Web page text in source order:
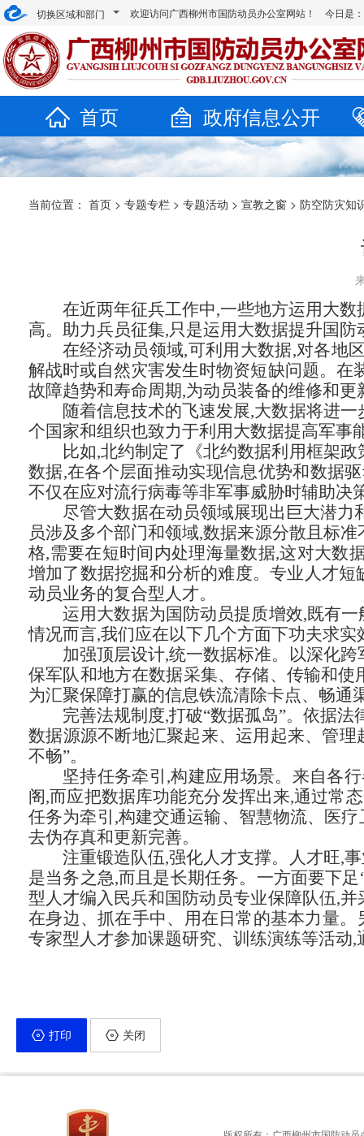
切换区域和部门 欢迎访问广西柳州市国防动员办公室网站！ 今日是
首页 政府信息公开
当前位置： 首页 > 专题专栏 > 专题活动 > 宣教之窗 > 防空防灾知
在近两年征兵工作中,一些地方运用大
高。助力兵员征集,只是运用大数据提升国
在经济动员领域,可利用大数据,对各地
解战时或自然灾害发生时物资短缺问题。在
故障趋势和寿命周期,为动员装备的维修和
随着信息技术的飞速发展,大数据将进
个国家和组织也致力于利用大数据提高军事
比如,北约制定了《北约数据利用框架
数据,在各个层面推动实现信息优势和数据
不仅在应对流行病毒等非军事威胁时辅助决
尽管大数据在动员领域展现出巨大潜
员涉及多个部门和领域,数据来源分散且标
格,需要在短时间内处理海量数据,这对大数
增加了数据挖掘和分析的难度。专业人才
动员业务的复合型人才。
运用大数据为国防动员提质增效,既有
情况而言,我们应在以下几个方面下功夫求实
加强顶层设计,统一数据标准。以深化
保军队和地方在数据采集、存储、传输和
为汇聚保障打赢的信息铁流清除卡点、畅通
完善法规制度,打破“数据孤岛”。依据
数据源源不断地汇聚起来、运用起来、管
不畅”。
坚持任务牵引,构建应用场景。来自各
阁,而应把数据库功能充分发挥出来,通过常
任务为牵引,构建交通运输、智慧物流、医
去伪存真和更新完善。
注重锻造队伍,强化人才支撑。人才旺,
是当务之急,而且是长期任务。一方面要下
型人才编入民兵和国防动员专业保障队伍,
在身边、抓在手中、用在日常的基本力量
专家型人才参加课题研究、训练演练等活动
打印 关闭